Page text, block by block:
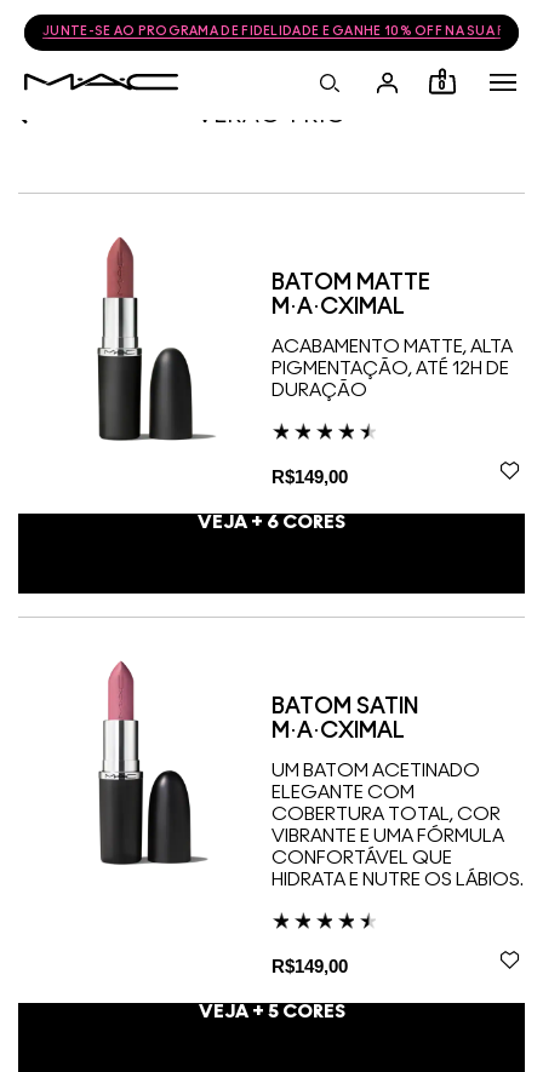
JUNTE-SE AO PROGRAMA DE FIDELIDADE E GANHE 10% OFF NA SUA
0
VERAO-FRIO
BATOM MATTE
M·A·CXIMAL
ACABAMENTO MATTE, ALTA
PIGMENTAÇÃO, ATÉ 12H DE
DURAÇÃO
R$149,00
VEJA + 6 CORES
BATOM SATIN
M·A·CXIMAL
UM BATOM ACETINADO
ELEGANTE COM
COBERTURA TOTAL, COR
VIBRANTE E UMA FÓRMULA
CONFORTÁVEL QUE
HIDRATA E NUTRE OS LÁBIOS.
R$149,00
VEJA + 5CORES